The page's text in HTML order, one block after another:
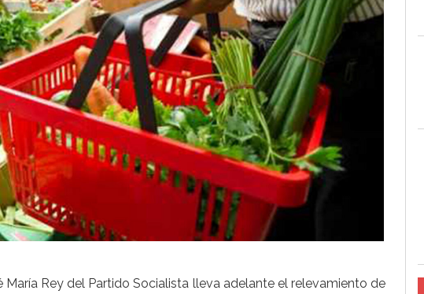
Rey del Partido Socialista lleva adelante el relevamiento de